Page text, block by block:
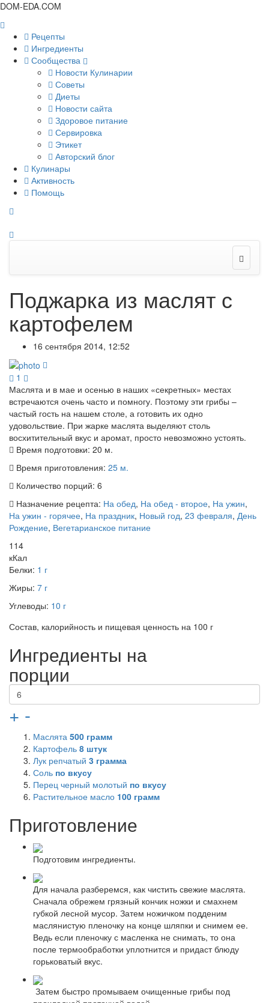
DOM-EDA.COM
Рецепты
Ингредиенты
Сообщества
Новости Кулинарии
Советы
Диеты
Новости сайта
Здоровое питание
Сервировка
Этикет
Авторский блог
Кулинары
Активность
Помощь
Поджарка из маслят с
картофелем
16 сентября 2014, 12:52
1
Маслята и в мае и осенью в наших «секретных» местах
встречаются очень часто и помногу. Поэтому эти грибы –
частый гость на нашем столе, а готовить их одно
удовольствие. При жарке маслята выделяют столь
восхитительный вкус и аромат, просто невозможно устоять.
Время подготовки: 20 м.
Время приготовления: 25 м.
Количество порций: 6
Назначение рецепта: На обед, На обед - второе, На ужин,
На ужин - горячее, На праздник, Новый год, 23 февраля, День
Рождение, Вегетарианское питание
114
кКал
Белки: 1 г
Жиры: 7 г
Углеводы: 10 г
Состав, калорийность и пищевая ценность на 100 г
Ингредиенты на
порции
+ -
Маслята 500 грамм
Картофель 8 штук
Лук репчатый 3 грамма
Соль по вкусу
Перец черный молотый по вкусу
Растительное масло 100 грамм
Приготовление
Подготовим ингредиенты.
Для начала разберемся, как чистить свежие маслята.
Сначала обрежем грязный кончик ножки и смахнем
губкой лесной мусор. Затем ножичком подденим
маслянистую пленочку на конце шляпки и снимем ее.
Ведь если пленочку с масленка не снимать, то она
после термообработки уплотнится и придаст блюду
горьковатый вкус.
Затем быстро промываем очищенные грибы под